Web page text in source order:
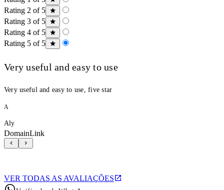
Rating 2 of 5
Rating 3 of 5
Rating 4 of 5
Rating 5 of 5
Very useful and easy to use
Very useful and easy to use, five star
A
Aly
DomainLink
VER TODAS AS AVALIAÇÕES